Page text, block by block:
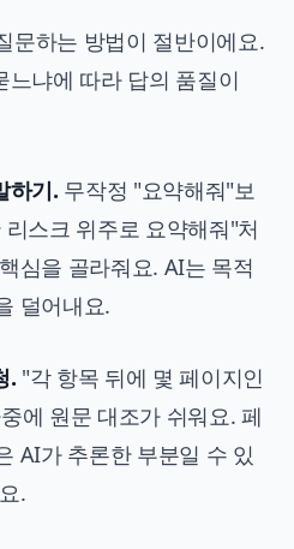
문하는 방법이 절반이에요.
느냐에 따라 답의 품질이
하기. 무작정 "요약해줘"보
스크 위주로 요약해줘"처
심을 골라줘요. AI는 목적
덜어내요.
. "각 항목 뒤에 몇 페이지인
에 원문 대조가 쉬워요. 페
AI가 추론한 부분일 수 있
.